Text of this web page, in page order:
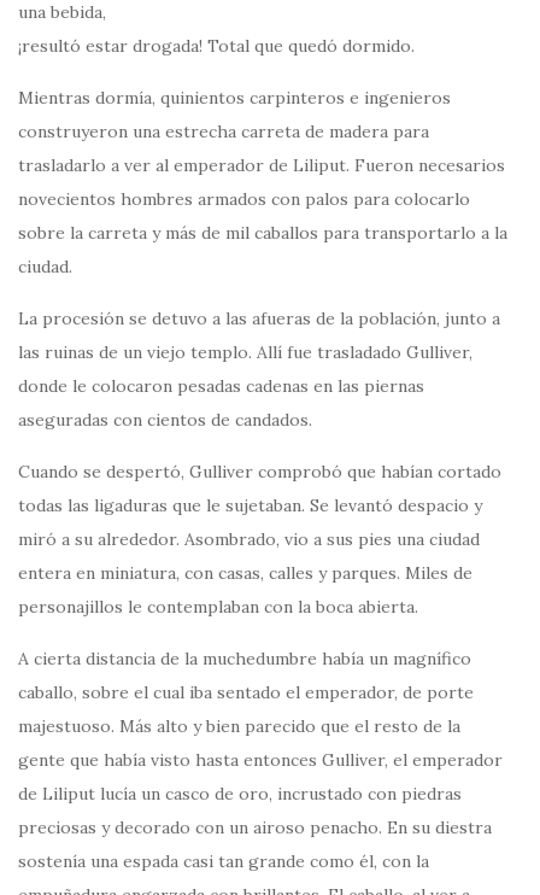
una bebida,
¡resultó estar drogada! Total que quedó dormido.
Mientras dormía, quinientos carpinteros e ingenieros
construyeron una estrecha carreta de madera para
trasladarlo a ver al emperador de Liliput. Fueron necesarios
novecientos hombres armados con palos para colocarlo
sobre la carreta y más de mil caballos para transportarlo a la
ciudad.
La procesión se detuvo a las afueras de la población, junto a
las ruinas de un viejo templo. Allí fue trasladado Gulliver,
donde le colocaron pesadas cadenas en las piernas
aseguradas con cientos de candados.
Cuando se despertó, Gulliver comprobó que habían cortado
todas las ligaduras que le sujetaban. Se levantó despacio y
miró a su alrededor. Asombrado, vio a sus pies una ciudad
entera en miniatura, con casas, calles y parques. Miles de
personajillos le contemplaban con la boca abierta.
A cierta distancia de la muchedumbre había un magnífico
caballo, sobre el cual iba sentado el emperador, de porte
majestuoso. Más alto y bien parecido que el resto de la
gente que había visto hasta entonces Gulliver, el emperador
de Liliput lucía un casco de oro, incrustado con piedras
preciosas y decorado con un airoso penacho. En su diestra
sostenía una espada casi tan grande como él, con la